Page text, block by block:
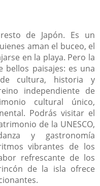
de Japón. Es un
aman el buceo, el
en la playa. Pero la
bellos paisajes: es una
de cultura, historia y
independiente de
cultural único,
Podrás visitar el
de la UNESCO,
y gastronomía
vibrantes de los
refrescante de los
de la isla ofrece